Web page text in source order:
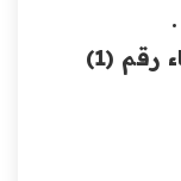
بيان صادر عن وزارة الكهرباء رقم (1)